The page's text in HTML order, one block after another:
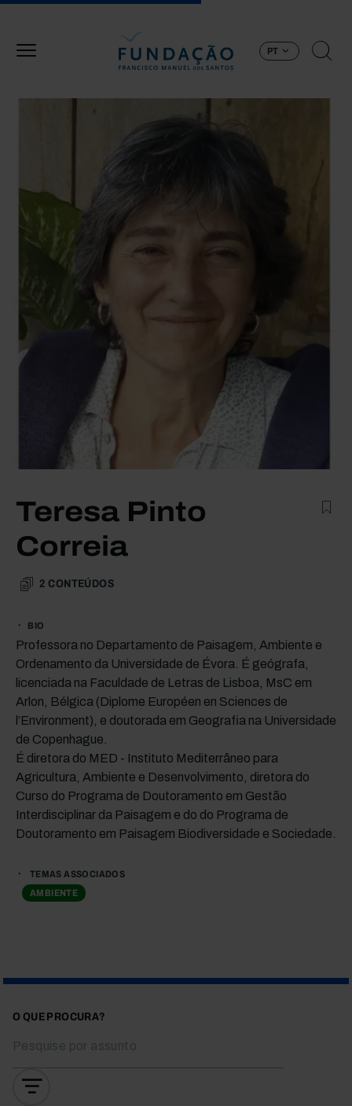
PT
Teresa Pinto
Correia
2 CONTEÚDOS
BIO
Professora no Departamento de Paisagem, Ambiente e
Ordenamento da Universidade de Évora. É geógrafa,
licenciada na Faculdade de Letras de Lisboa, MsC em
Arlon, Bélgica (Diplome Européen en Sciences de
l’Environment), e doutorada em Geografia na Universidade
de Copenhague.
É diretora do MED - Instituto Mediterrâneo para
Agricultura, Ambiente e Desenvolvimento, diretora do
Curso do Programa de Doutoramento em Gestão
Interdisciplinar da Paisagem e do do Programa de
Doutoramento em Paisagem Biodiversidade e Sociedade.
TEMAS ASSOCIADOS
AMBIENTE
O QUE PROCURA?